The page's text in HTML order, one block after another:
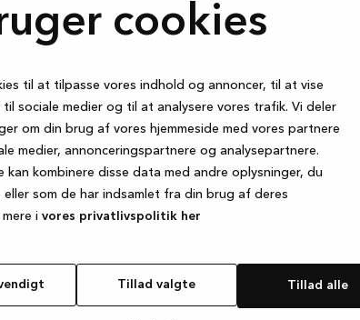
cookies
til at tilpasse vores indhold og annoncer, til at vise
sociale medier og til at analysere vores trafik. Vi deler
om din brug af vores hjemmeside med vores partnere
medier, annonceringspartnere og analysepartnere.
kan kombinere disse data med andre oplysninger, du
eller som de har indsamlet fra din brug af deres
i vores privatlivspolitik her
Tillad valgte Tillad alle
has occurred (see the